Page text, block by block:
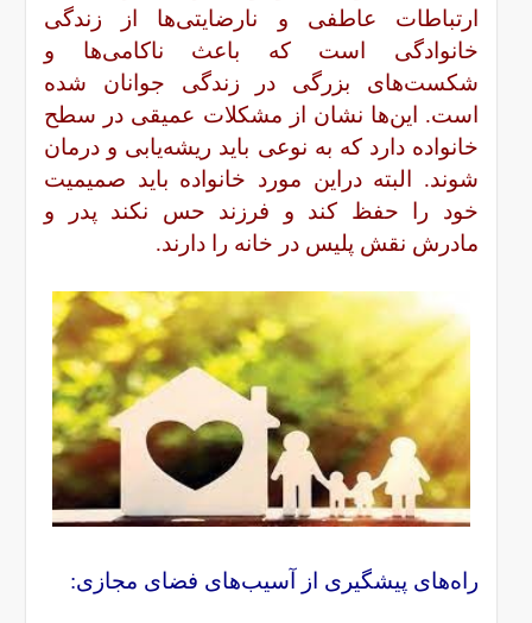
ارتباطات عاطفی و نارضایتی‌ها از زندگی
خانوادگی است که باعث ناکامی‌ها و
شکست‌های بزرگی در زندگی جوانان شده
است. این‌ها نشان از مشکلات عمیقی در سطح
خانواده دارد که به نوعی باید ریشه‌یابی و درمان
شوند. البته دراین مورد خانواده باید صمیمیت
خود را حفظ کند و فرزند حس نکند پدر و
مادرش نقش پلیس در خانه را دارند.
راه‌های پیشگیری از آسیب‌های فضای مجازی: